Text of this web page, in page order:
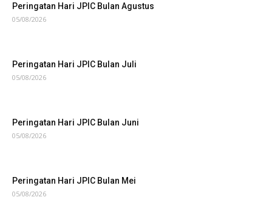
Peringatan Hari JPIC Bulan Agustus
05/08/2026
Peringatan Hari JPIC Bulan Juli
05/08/2026
Peringatan Hari JPIC Bulan Juni
05/08/2026
Peringatan Hari JPIC Bulan Mei
05/08/2026